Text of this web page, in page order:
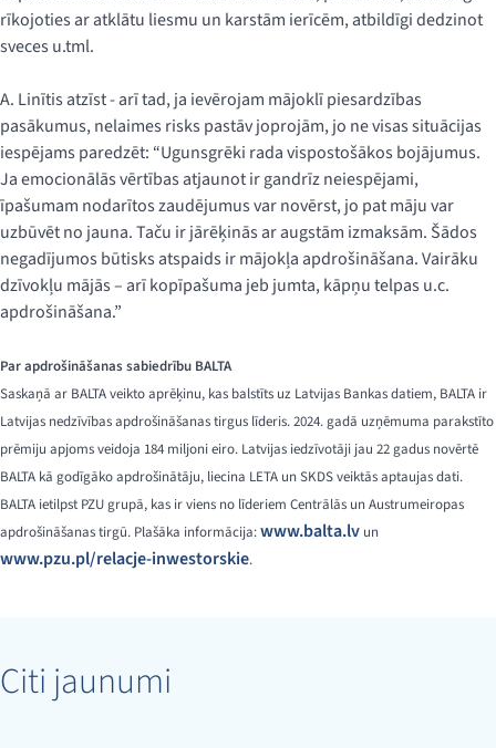
rīkojoties ar atklātu liesmu un karstām ierīcēm, atbildīgi dedzinot
sveces u.tml.
A. Linītis atzīst - arī tad, ja ievērojam mājoklī piesardzības
pasākumus, nelaimes risks pastāv joprojām, jo ne visas situācijas
iespējams paredzēt: “Ugunsgrēki rada vispostošākos bojājumus.
Ja emocionālās vērtības atjaunot ir gandrīz neiespējami,
īpašumam nodarītos zaudējumus var novērst, jo pat māju var
uzbūvēt no jauna. Taču ir jārēķinās ar augstām izmaksām. Šādos
negadījumos būtisks atspaids ir mājokļa apdrošināšana. Vairāku
dzīvokļu mājās – arī kopīpašuma jeb jumta, kāpņu telpas u.c.
apdrošināšana.”
Par apdrošināšanas sabiedrību BALTA
Saskaņā ar BALTA veikto aprēķinu, kas balstīts uz Latvijas Bankas datiem, BALTA ir
Latvijas nedzīvības apdrošināšanas tirgus līderis. 2024. gadā uzņēmuma parakstīto
prēmiju apjoms veidoja 184 miljoni eiro. Latvijas iedzīvotāji jau 22 gadus novērtē
BALTA kā godīgāko apdrošinātāju, liecina LETA un SKDS veiktās aptaujas dati.
BALTA ietilpst PZU grupā, kas ir viens no līderiem Centrālās un Austrumeiropas
apdrošināšanas tirgū. Plašāka informācija:www.balta.lv un
www.pzu.pl/relacje-inwestorskie.
Citi jaunumi